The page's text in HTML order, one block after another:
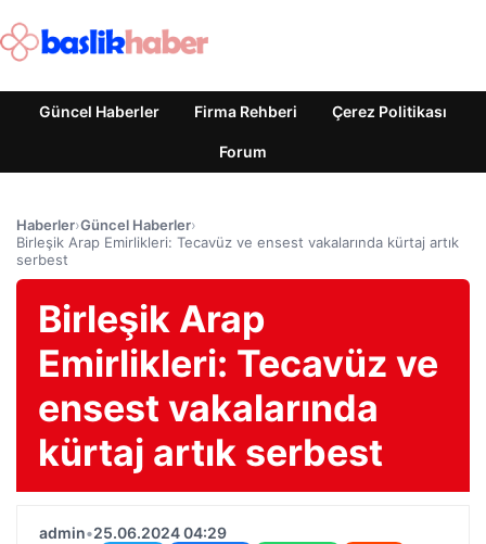
Güncel Haberler Firma Rehberi Çerez Politikası
Forum
Haberler›Güncel Haberler›
Birleşik Arap Emirlikleri: Tecavüz ve ensest vakalarında kürtaj artık
serbest
Birleşik Arap
Emirlikleri: Tecavüz ve
ensest vakalarında
kürtaj artık serbest
admin•25.06.2024 04:29